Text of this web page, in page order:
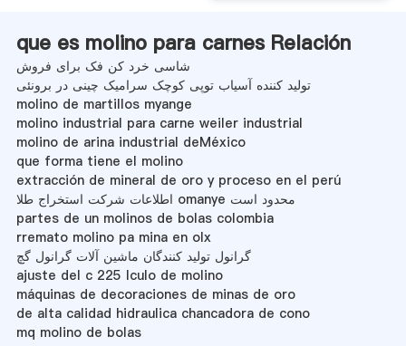
que es molino para carnes Relación
شاسی خرد کن فک برای فروش
تولید کننده آسیاب توپی کوچک سرامیک چینی در برونئی
molino de martillos myange
molino industrial para carne weiler industrial
molino de arina industrial deMéxico
que forma tiene el molino
extracción de mineral de oro y proceso en el perú
اطلاعات شرکت استخراج طلا omanye محدود است
partes de un molinos de bolas colombia
rremato molino pa mina en olx
گرانول تولید کنندگان ماشین آلات گرانول گچ
ajuste del c 225 lculo de molino
máquinas de decoraciones de minas de oro
de alta calidad hidraulica chancadora de cono
mq molino de bolas